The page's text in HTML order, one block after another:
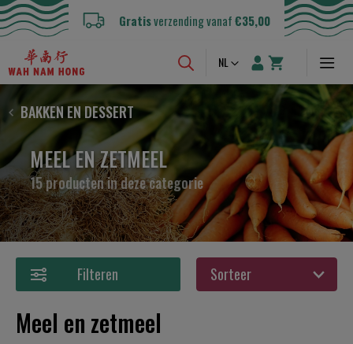
Gratisverzending vanaf€35,00
Taal
NL
BAKKEN EN DESSERT
MEEL EN ZETMEEL
15 producten in deze categorie
Filteren
Meel en zetmeel